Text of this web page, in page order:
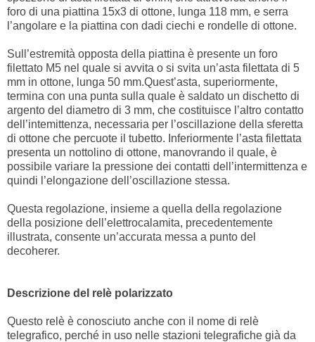
foro di una piattina 15x3 di ottone, lunga 118 mm, e serra
l’angolare e la piattina con dadi ciechi e rondelle di ottone.
Sull’estremità opposta della piattina è presente un foro
filettato M5 nel quale si avvita o si svita un’asta filettata di 5
mm in ottone, lunga 50 mm.Quest’asta, superiormente,
termina con una punta sulla quale è saldato un dischetto di
argento del diametro di 3 mm, che costituisce l’altro contatto
dell’intemittenza, necessaria per l’oscillazione della sferetta
di ottone che percuote il tubetto. Inferiormente l’asta filettata
presenta un nottolino di ottone, manovrando il quale, è
possibile variare la pressione dei contatti dell’intermittenza e
quindi l’elongazione dell’oscillazione stessa.
Questa regolazione, insieme a quella della regolazione
della posizione dell’elettrocalamita, precedentemente
illustrata, consente un’accurata messa a punto del
decoherer.
Descrizione del relè polarizzato
Questo relè è conosciuto anche con il nome di relè
telegrafico, perché in uso nelle stazioni telegrafiche già da